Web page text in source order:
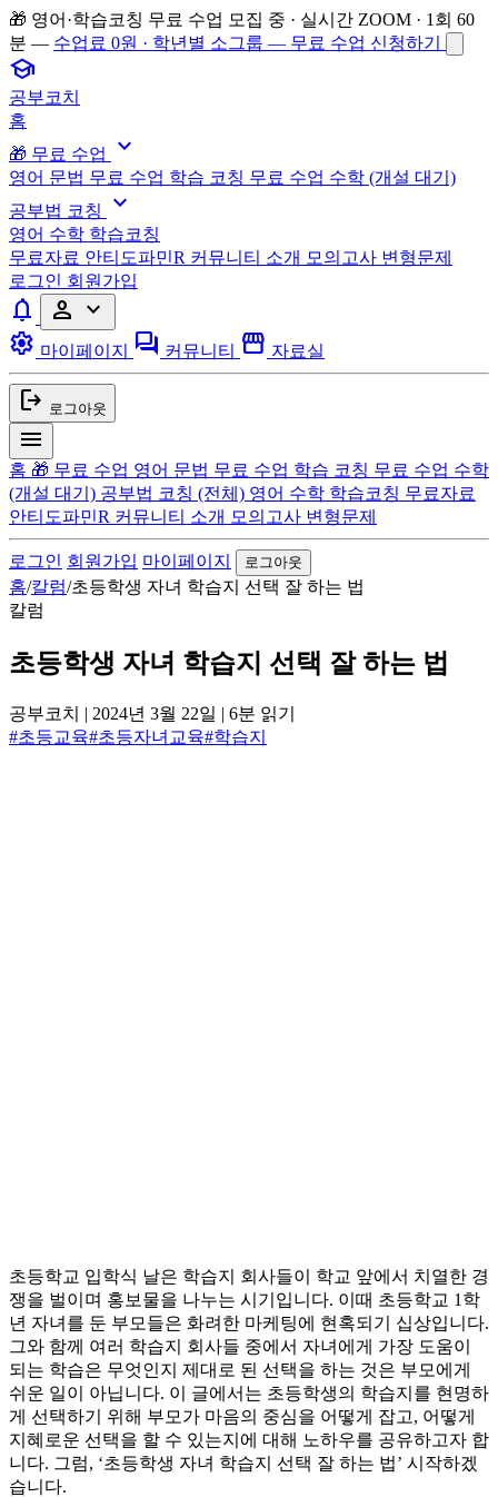
🎁 영어·학습코칭 무료 수업 모집 중 · 실시간 ZOOM · 1회 60
분 — 수업료 0원 · 학년별 소그룹 — 무료 수업 신청하기
school
공부코치
홈
🎁 무료 수업
expand_more
영어 문법 무료 수업 학습 코칭 무료 수업 수학 (개설 대기)
공부법 코칭
expand_more
영어 수학 학습코칭
무료자료 안티도파민R 커뮤니티 소개 모의고사 변형문제
로그인 회원가입
notifications person expand_more
settings 마이페이지 forum 커뮤니티 storefront 자료실
logout 로그아웃
menu
홈 🎁 무료 수업 영어 문법 무료 수업 학습 코칭 무료 수업 수학
(개설 대기) 공부법 코칭 (전체) 영어 수학 학습코칭 무료자료
안티도파민R 커뮤니티 소개 모의고사 변형문제
로그인 회원가입 마이페이지 로그아웃
홈/칼럼/초등학생 자녀 학습지 선택 잘 하는 법
칼럼
초등학생 자녀 학습지 선택 잘 하는 법
공부코치 | 2024년 3월 22일 | 6분 읽기
#초등교육#초등자녀교육#학습지
초등학교 입학식 날은 학습지 회사들이 학교 앞에서 치열한 경
쟁을 벌이며 홍보물을 나누는 시기입니다. 이때 초등학교 1학
년 자녀를 둔 부모들은 화려한 마케팅에 현혹되기 십상입니다.
그와 함께 여러 학습지 회사들 중에서 자녀에게 가장 도움이
되는 학습은 무엇인지 제대로 된 선택을 하는 것은 부모에게
쉬운 일이 아닙니다. 이 글에서는 초등학생의 학습지를 현명하
게 선택하기 위해 부모가 마음의 중심을 어떻게 잡고, 어떻게
지혜로운 선택을 할 수 있는지에 대해 노하우를 공유하고자 합
니다. 그럼, ‘초등학생 자녀 학습지 선택 잘 하는 법’ 시작하겠
습니다.